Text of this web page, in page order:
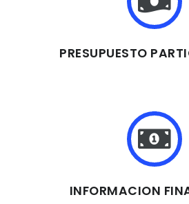
PRESUPUESTO
INFORMACION